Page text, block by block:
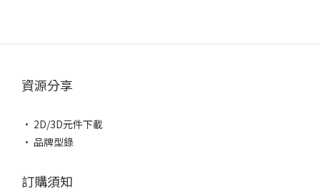
資源分享
• 2D/3D元件下載
• 品牌型錄
訂購須知